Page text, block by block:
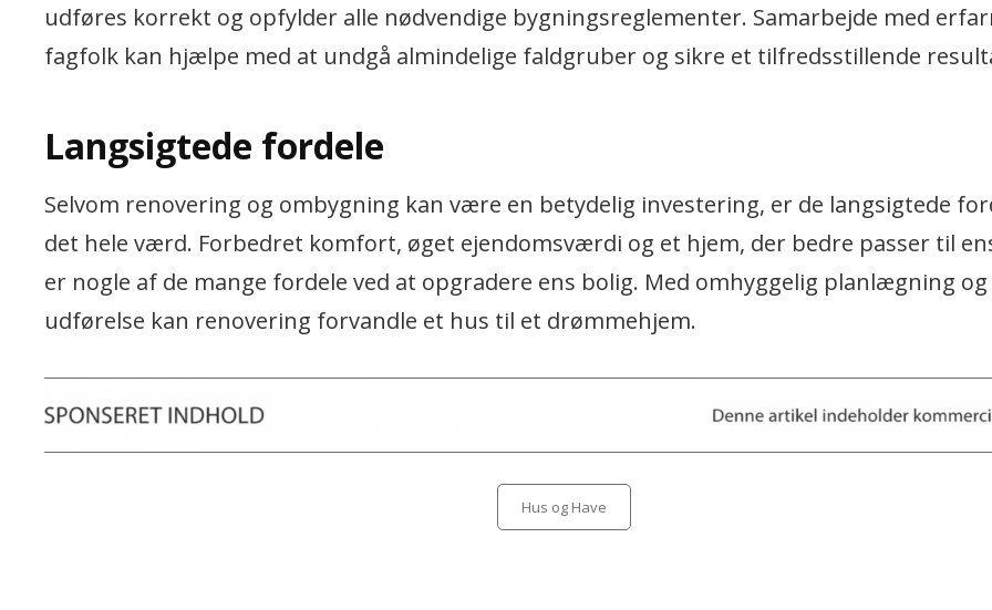
udføres korrekt og opfylder alle nødvendige bygningsreglementer. Samarbejde med
fagfolk kan hjælpe med at undgå almindelige faldgruber og sikre et tilfredsstillende
Langsigtede fordele
Selvom renovering og ombygning kan være en betydelig investering, er de langsigtede
det hele værd. Forbedret komfort, øget ejendomsværdi og et hjem, der bedre passer til
er nogle af de mange fordele ved at opgradere ens bolig. Med omhyggelig planlægning og
udførelse kan renovering forvandle et hus til et drømmehjem.
Hus og Have